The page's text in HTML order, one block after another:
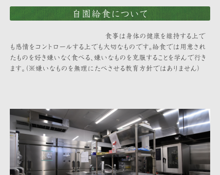
自園給食について
食事は身体の健康を維持する上で
も感情をコントロールする上でも大切なものです。給食では用意され
たものを好き嫌いなく食べる、嫌いなものを克服することを学んで行き
ます。（※嫌いなものを無理にたべさせる教育方針ではありません）